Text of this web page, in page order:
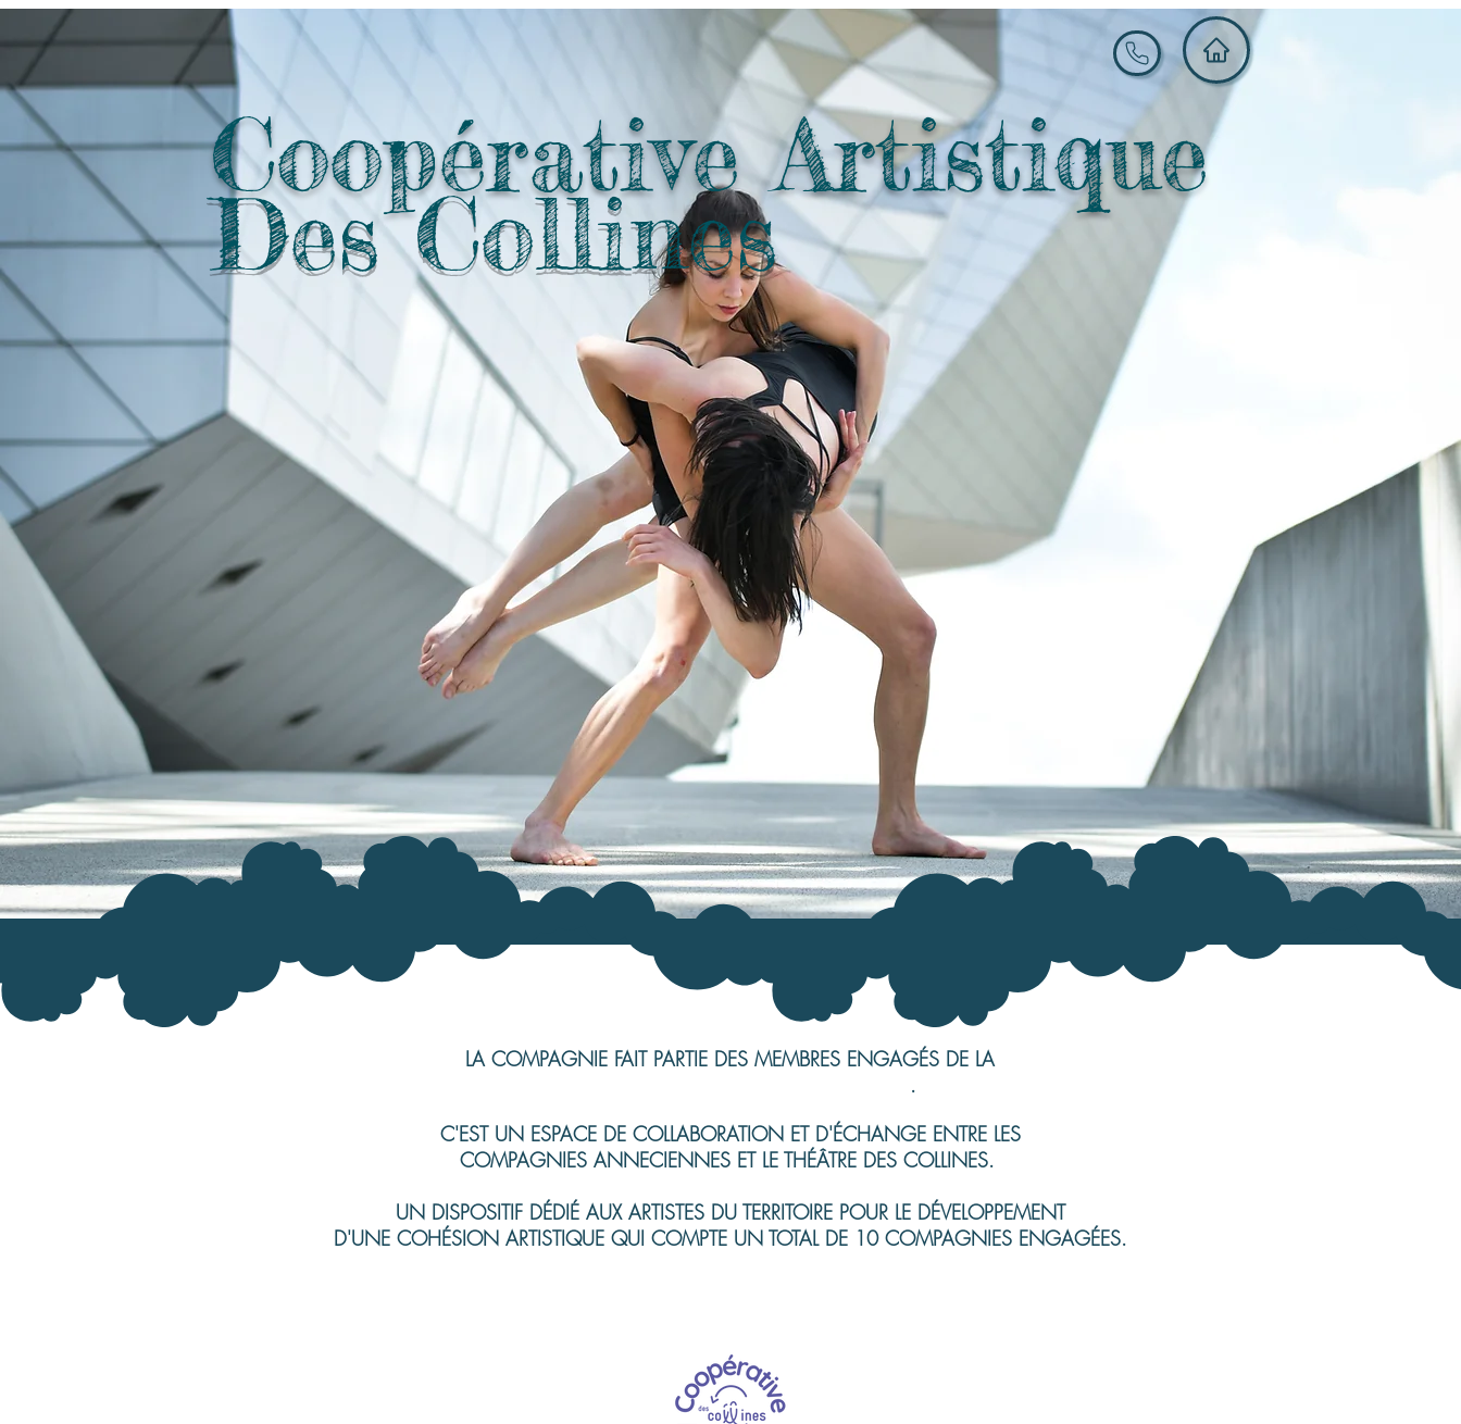
Des Collines
Coopérative Artistique
LA COMPAGNIE FAIT PARTIE DES MEMBRES ENGAGÉS DE LA
.
C'EST UN ESPACE DE COLLABORATION ET D'ÉCHANGE ENTRE LES
COMPAGNIES ANNECIENNES ET LE THÉÂTRE DES COLLINES.
UN DISPOSITIF DÉDIÉ AUX ARTISTES DU TERRITOIRE POUR LE DÉVELOPPEMENT
D'UNE COHÉSION ARTISTIQUE QUI COMPTE UN TOTAL DE 10 COMPAGNIES ENGAGÉES.